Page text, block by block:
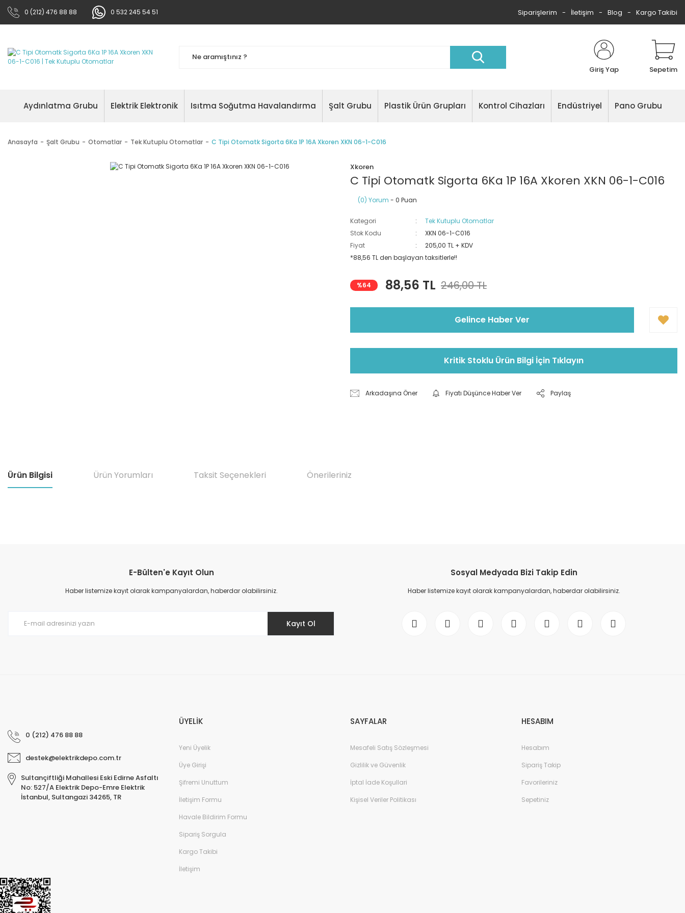
0 (212) 476 88 88 0 532 245 54 51 Siparişlerim İletişim Blog Kargo Takibi
Giriş Yap Sepetim
Aydınlatma Grubu Elektrik Elektronik Isıtma Soğutma Havalandırma Şalt Grubu Plastik Ürün Grupları Kontrol Cihazları Endüstriyel Pano Grubu
Anasayfa Şalt Grubu Otomatlar Tek Kutuplu Otomatlar C Tipi Otomatk Sigorta 6Ka 1P 16A Xkoren XKN 06-1-C016
Xkoren
C Tipi Otomatk Sigorta 6Ka 1P 16A Xkoren XKN 06-1-C016
(0) Yorum - 0 Puan
Kategori
Tek Kutuplu Otomatlar
Stok Kodu
XKN 06-1-C016
Fiyat
205,00 TL + KDV
*88,56 TL den başlayan taksitlerle!!
%64 88,56 TL 246,00 TL
Gelince Haber Ver
Kritik Stoklu Ürün Bilgi İçin Tıklayın
Arkadaşına Öner Fiyatı Düşünce Haber Ver Paylaş
Ürün Bilgisi Ürün Yorumları Taksit Seçenekleri Önerileriniz
Ürün resmi kalitesiz, bozuk veya görüntülenemiyor.
Ürün açıklamasında eksik bilgiler bulunuyor.
E-Bülten'e Kayıt Olun
Haber listemize kayıt olarak kampanyalardan, haberdar olabilirsiniz.
Kayıt Ol
Sosyal Medyada Bizi Takip Edin
Haber listemize kayıt olarak kampanyalardan, haberdar olabilirsiniz.
0 (212) 476 88 88
destek@elektrikdepo.com.tr
Sultançiftliği Mahallesi Eski Edirne Asfaltı
No: 527/A Elektrik Depo-Emre Elektrik
İstanbul, Sultangazi 34265, TR
ÜYELİK
Yeni Üyelik
Üye Girişi
Şifremi Unuttum
İletişim Formu
Havale Bildirim Formu
Sipariş Sorgula
Kargo Takibi
İletişim
SAYFALAR
Mesafeli Satış Sözleşmesi
Gizlilik ve Güvenlik
İptal İade Koşullari
Kişisel Veriler Politikası
HESABIM
Hesabım
Sipariş Takip
Favorileriniz
Sepetiniz